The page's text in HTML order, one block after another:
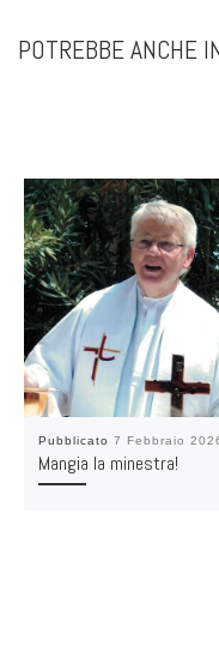
POTREBBE ANCHE
Pubblicato 7 Febbraio
Mangia la minestra!